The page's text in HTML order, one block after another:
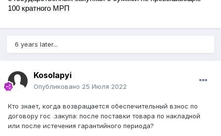
100 кратного МРП
6 years later...
Kosolapyi
Опубликовано 25 Июля 2022
Кто знает, когда возвращается обеспечительный взнос по
договору гос .закупа: после поставки товара по накладной
или после истечения гарантийного периода?